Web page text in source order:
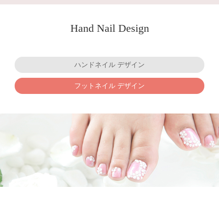
Hand Nail Design
ハンドネイル デザイン
フットネイル デザイン